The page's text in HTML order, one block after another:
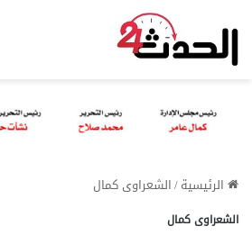
الرئيسية/الشعراوى كمال
الشعراوى كمال